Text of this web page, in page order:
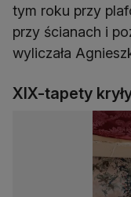
tym roku przy
przy ścianach i
wyliczała
XIX-tapety